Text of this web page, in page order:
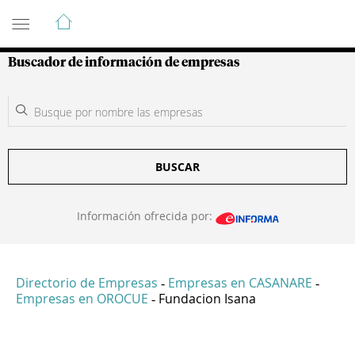
Guía de Empresas Colombianas
Buscador de información de empresas
BUSCAR
Información ofrecida por:
Directorio de Empresas - Empresas en CASANARE -
Empresas en OROCUE - Fundacion Isana